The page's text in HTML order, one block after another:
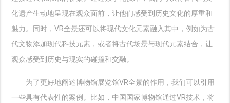
化遗产生动地呈现在观众面前，让他们感受到历史文化的厚重和
魅力。同时，VR全景还可以将现代文化元素融入其中，例如为古
代文物添加现代科技元素，或者将古代场景与现代元素结合，让
观众感受到历史与现实的碰撞和交融。
为了更好地阐述博物馆展览馆VR全景的作用，我们可以引用
一些具有代表性的案例。比如，中国国家博物馆通过VR技术，将